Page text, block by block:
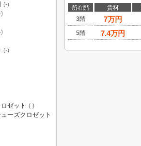
所在階 賃料
3階
7万円
5階
7.4万円
(-)
)
)
(-)
ゼット (-)
ーズクロゼット